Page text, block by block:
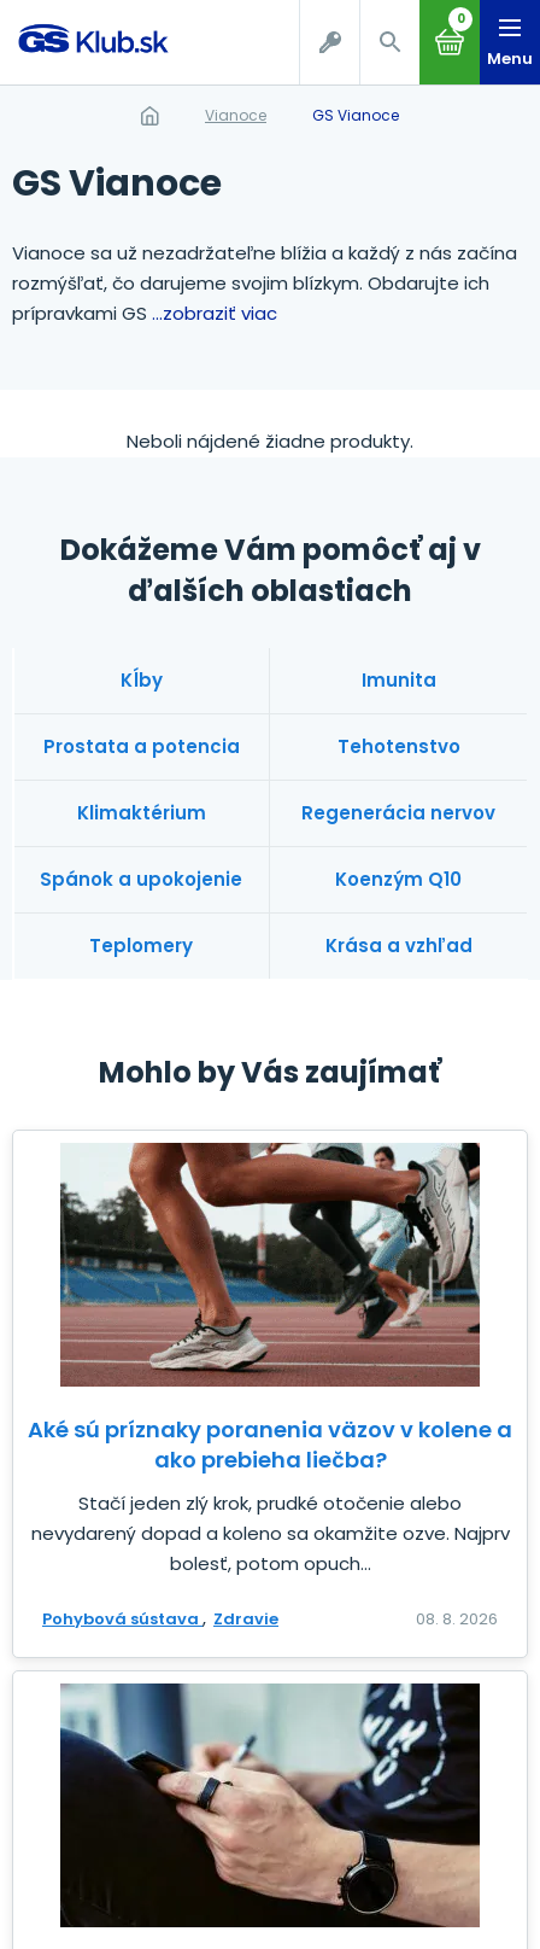
0
Menu
Vianoce GS Vianoce
GS Vianoce
Vianoce sa už nezadržateľne blížia a každý z nás začína
rozmýšľať, čo darujeme svojim blízkym. Obdarujte ich
prípravkami GS ...zobraziť viac
Neboli nájdené žiadne produkty.
Dokážeme Vám pomôcť aj v
ďalších oblastiach
Kĺby Imunita
Prostata a potencia Tehotenstvo
Klimaktérium Regenerácia nervov
Spánok a upokojenie Koenzým Q10
Teplomery Krása a vzhľad
Mohlo by Vás zaujímať
Aké sú príznaky poranenia väzov v kolene a
ako prebieha liečba?
Stačí jeden zlý krok, prudké otočenie alebo
nevydarený dopad a koleno sa okamžite ozve. Najprv
bolesť, potom opuch...
Pohybová sústava Zdravie 08. 8. 2026